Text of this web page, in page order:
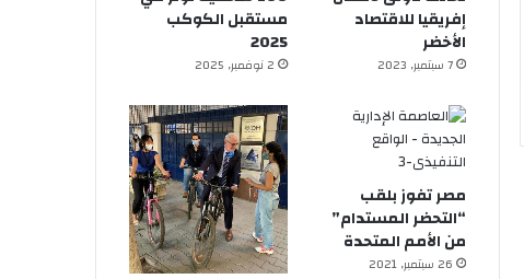
إفريقيا للاقتصاد
الأخضر
7 سبتمبر, 2023
مستقبل الكوكب
2025
2 نوفمبر, 2025
مصر تفوز بلقب
“التحضر المستدام”
من الأمم المتحدة
26 سبتمبر, 2021